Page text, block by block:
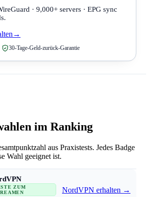
· 9,000+ servers · EPG sync
→
30-Tage-Geld-zurück-Garantie
im Ranking
aus Praxistests. Jedes Badge
Wahl geeignet ist.
ZUM
NordVPN erhalten →